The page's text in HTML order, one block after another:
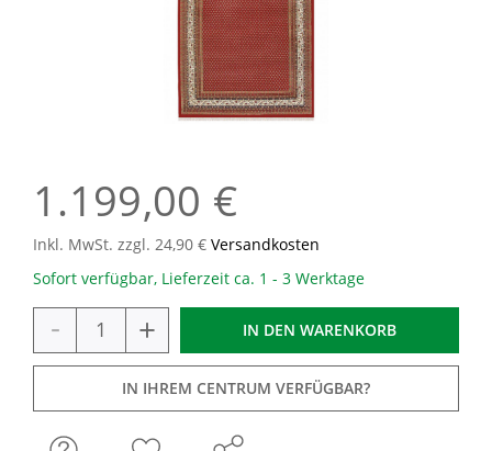
1.199,00 €
Inkl. MwSt. zzgl. 24,90 € Versandkosten
Sofort verfügbar, Lieferzeit ca. 1 - 3 Werktage
- + IN DEN WARENKORB
IN IHREM CENTRUM VERFÜGBAR?